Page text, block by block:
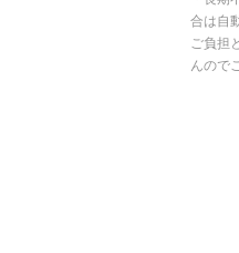
合は自
ご負担
んので